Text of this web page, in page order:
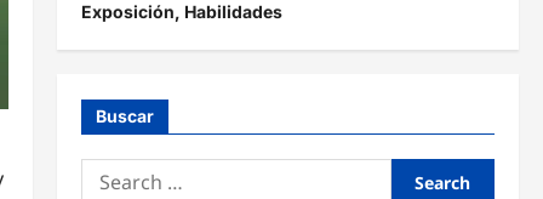
Exposición, Habilidades
Buscar
Search